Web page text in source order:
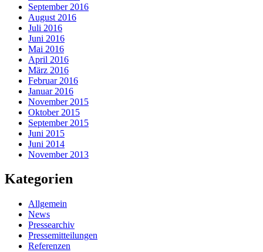
September 2016
August 2016
Juli 2016
Juni 2016
Mai 2016
April 2016
März 2016
Februar 2016
Januar 2016
November 2015
Oktober 2015
September 2015
Juni 2015
Juni 2014
November 2013
Kategorien
Allgemein
News
Pressearchiv
Pressemitteilungen
Referenzen